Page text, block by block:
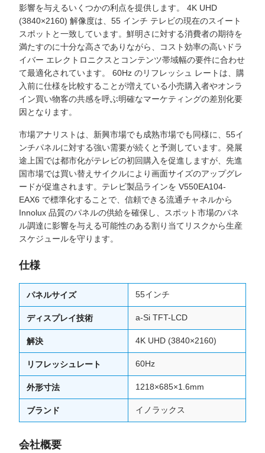
影響を与えるいくつかの利点を提供します。 4K UHD
(3840×2160) 解像度は、55 インチ テレビの現在のスイート
スポットと一致しています。鮮明さに対する消費者の期待を
満たすのに十分な高さでありながら、コスト効率の高いドラ
イバー エレクトロニクスとコンテンツ帯域幅の要件に合わせ
て最適化されています。 60Hz のリフレッシュ レートは、購
入前に仕様を比較することが増えている小売購入者やオンラ
イン買い物客の共感を呼ぶ明確なマーケティングの差別化要
因となります。
市場アナリストは、新興市場でも成熟市場でも同様に、55イ
ンチパネルに対する強い需要が続くと予測しています。発展
途上国では都市化がテレビの初回購入を促進しますが、先進
国市場では買い替えサイクルにより画面サイズのアップグレ
ードが促進されます。テレビ製品ラインを V550EA104-
EAX6 で標準化することで、信頼できる流通チャネルから
Innolux 品質のパネルの供給を確保し、スポット市場のパネ
ル調達に影響を与える可能性のある割り当てリスクから生産
スケジュールを守ります。
仕様
パネルサイズ 55インチ
ディスプレイ技術 a-Si TFT-LCD
解決 4K UHD (3840×2160)
リフレッシュレート 60Hz
外形寸法 1218×685×1.6mm
ブランド イノラックス
会社概要